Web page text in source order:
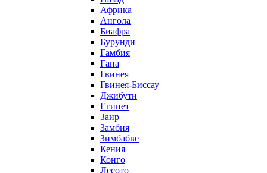
Африка
Ангола
Биафра
Бурунди
Гамбия
Гана
Гвинея
Гвинея-Биссау
Джибути
Египет
Заир
Замбия
Зимбабве
Кения
Конго
Лесото